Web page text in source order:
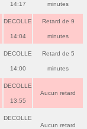
14:17 minutes
DECOLLE
14:04
Retard de 9
minutes
DECOLLE
14:00
Retard de 5
minutes
DECOLLE
13:55
Aucun retard
DECOLLE
Aucun retard